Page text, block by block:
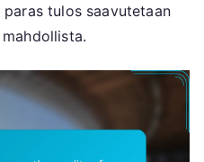
tulos saavutetaan